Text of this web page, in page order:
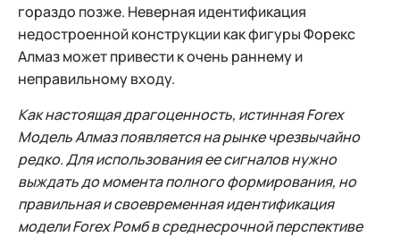
гораздо позже. Неверная идентификация
недостроенной конструкции как фигуры Форекс
Алмаз может привести к очень раннему и
неправильному входу.
Как настоящая драгоценность, истинная Forex
Модель Алмаз появляется на рынке чрезвычайно
редко. Для использования ее сигналов нужно
выждать до момента полного формирования, но
правильная и своевременная идентификация
модели Forex Ромб в среднесрочной перспективе